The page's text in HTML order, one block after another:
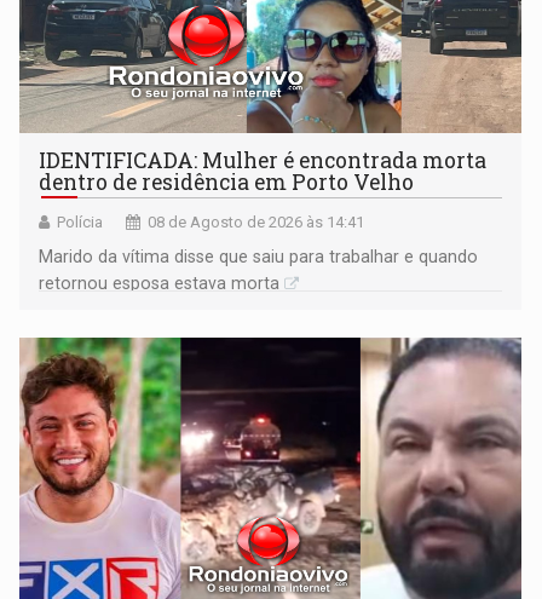
IDENTIFICADA: Mulher é encontrada morta
dentro de residência em Porto Velho
Polícia 08 de Agosto de 2026 às 14:41
Marido da vítima disse que saiu para trabalhar e quando
retornou esposa estava morta